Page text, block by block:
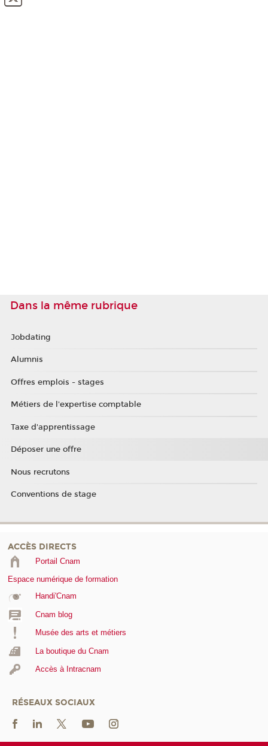
Dans la même rubrique
Jobdating
Alumnis
Offres emplois - stages
Métiers de l'expertise comptable
Taxe d'apprentissage
Déposer une offre
Nous recrutons
Conventions de stage
ACCÈS DIRECTS
Portail Cnam
Espace numérique de formation
Handi'Cnam
Cnam blog
Musée des arts et métiers
La boutique du Cnam
Accès à Intracnam
RÉSEAUX SOCIAUX